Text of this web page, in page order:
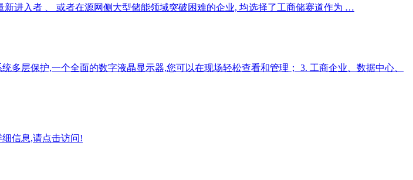
进入者 、 或者在源网侧大型储能领域突破困难的企业, 均选择了工商储赛道作为 …
多层保护,一个全面的数字液晶显示器,您可以在现场轻松查看和管理； 3. 工商企业、数据中心、
信息,请点击访问!